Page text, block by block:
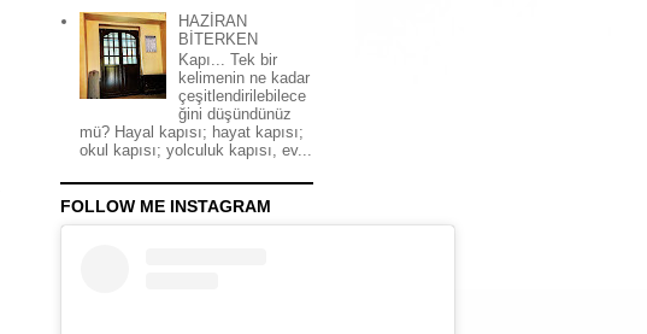
HAZİRAN
BİTERKEN
Kapı... Tek bir
kelimenin ne kadar
çeşitlendirilebilece
ğini düşündünüz
mü? Hayal kapısı; hayat kapısı;
okul kapısı; yolculuk kapısı, ev...
FOLLOW ME INSTAGRAM